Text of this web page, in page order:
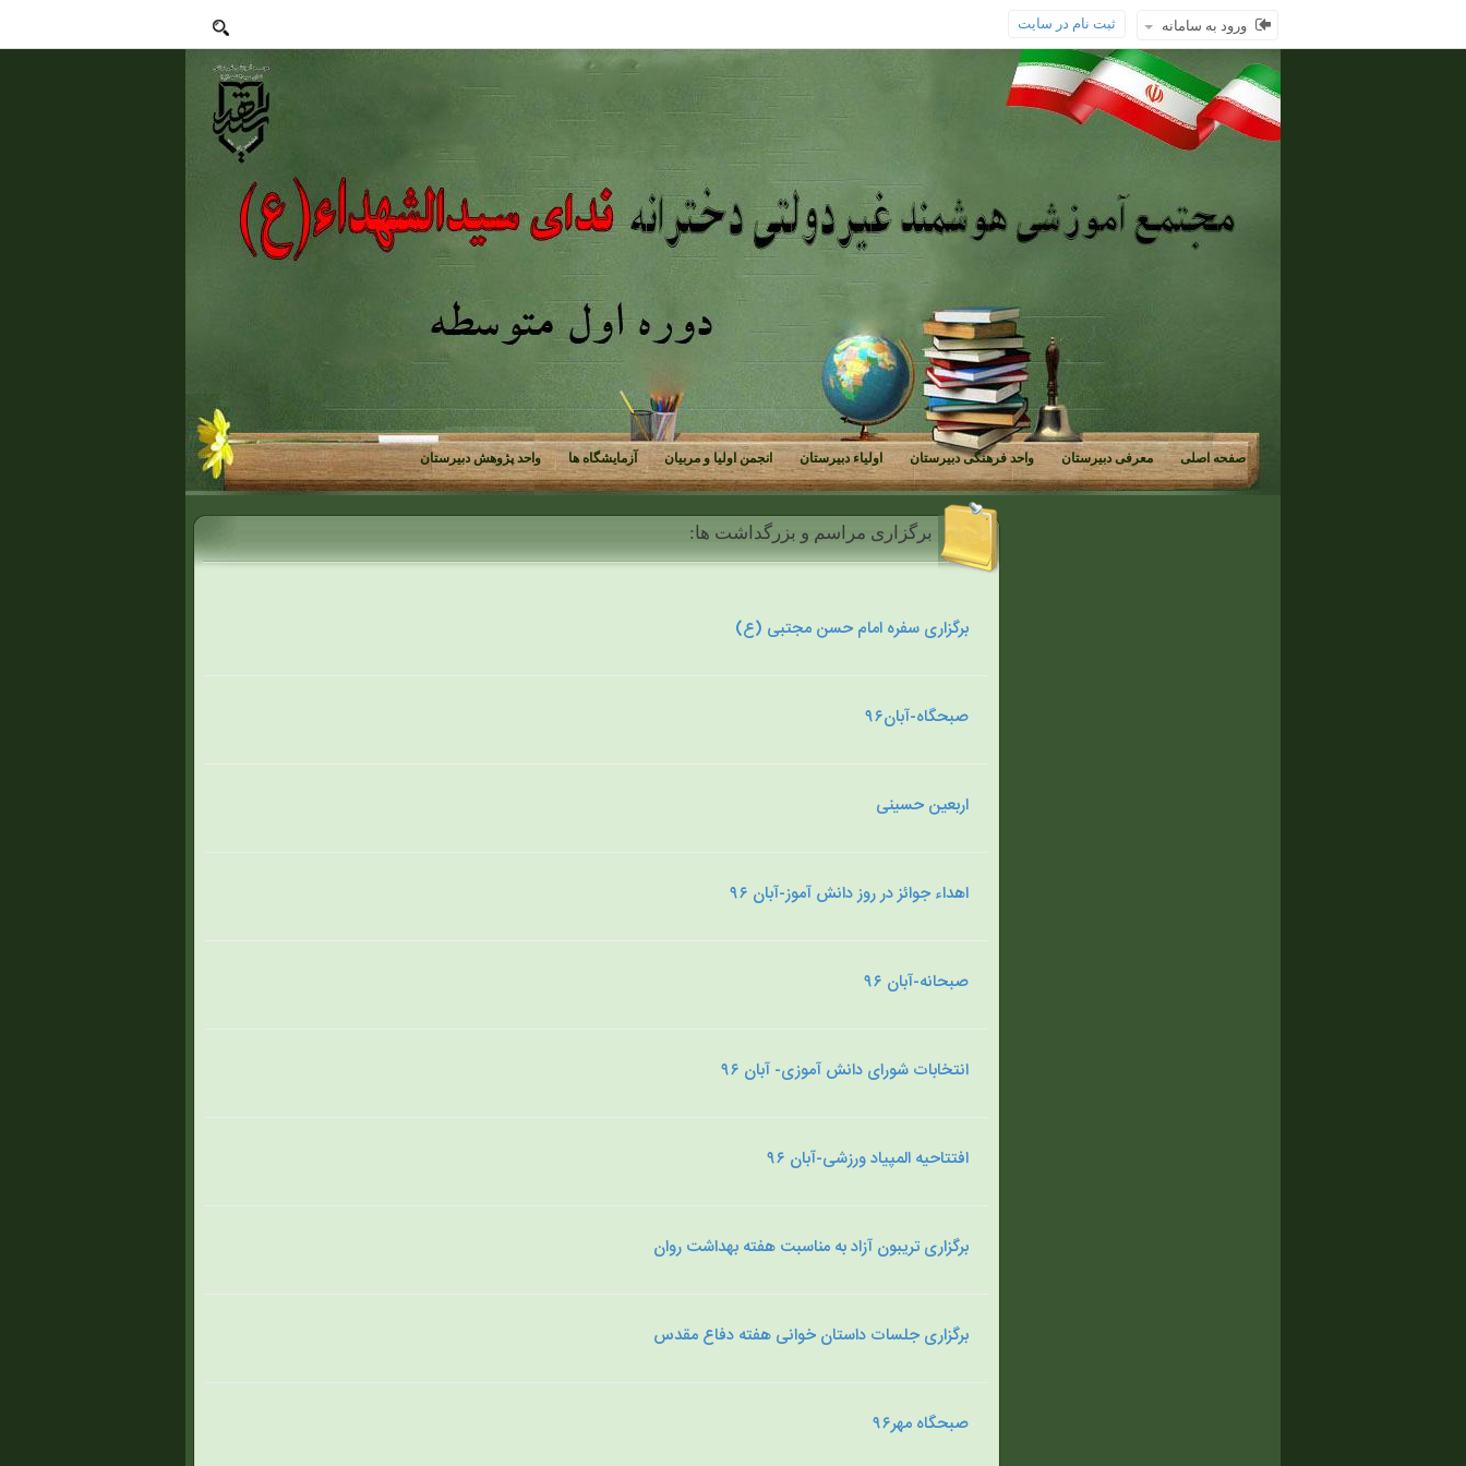
ورود به سامانه ثبت نام در سایت
صفحه اصلی معرفی دبیرستان واحد فرهنگی دبیرستان اولیاء دبیرستان انجمن اولیا و مربیان آزمایشگاه ها واحد پژوهش دبیرستان
برگزاری مراسم و بزرگداشت ها:
برگزاری سفره امام حسن مجتبی (ع)
صبحگاه-آبان۹۶
اربعین حسینی
اهداء جوائز در روز دانش آموز-آبان ۹۶
صبحانه-آبان ۹۶
انتخابات شورای دانش آموزی- آبان ۹۶
افتتاحیه المپیاد ورزشی-آبان ۹۶
برگزاری تریبون آزاد به مناسبت هفته بهداشت روان
برگزاری جلسات داستان خوانی هفته دفاع مقدس
صبحگاه مهر۹۶